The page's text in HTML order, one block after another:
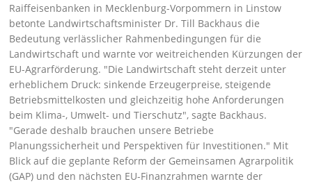
Raiffeisenbanken in Mecklenburg-Vorpommern in Linstow
betonte Landwirtschaftsminister Dr. Till Backhaus die
Bedeutung verlässlicher Rahmenbedingungen für die
Landwirtschaft und warnte vor weitreichenden Kürzungen der
EU-Agrarförderung.
Die Landwirtschaft steht derzeit unter
erheblichem Druck: sinkende Erzeugerpreise, steigende
Betriebsmittelkosten und gleichzeitig hohe Anforderungen
beim Klima-, Umwelt- und Tierschutz , sagte Backhaus.
Gerade deshalb brauchen unsere Betriebe
Planungssicherheit und Perspektiven für Investitionen.
Mit
Blick auf die geplante Reform der Gemeinsamen Agrarpolitik
(GAP) und den nächsten EU-Finanzrahmen warnte der